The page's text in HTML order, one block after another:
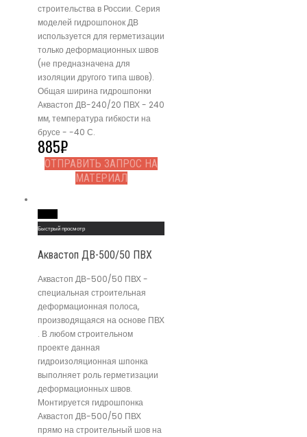
строительства в России. Серия
моделей гидрошпонок ДВ
используется для герметизации
только деформационных швов
(не предназначена для
изоляции другого типа швов).
Общая ширина гидрошпонки
Аквастоп ДВ-240/20 ПВХ - 240
мм, температура гибкости на
брусе - -40 С.
885₽
ОТПРАВИТЬ ЗАПРОС НА
МАТЕРИАЛ
Быстрый просмотр
Аквастоп ДВ-500/50 ПВХ
Аквастоп ДВ-500/50 ПВХ -
специальная строительная
деформационная полоса,
производящаяся на основе ПВХ
. В любом строительном
проекте данная
гидроизоляционная шпонка
выполняет роль герметизации
деформационных швов.
Монтируется гидрошпонка
Аквастоп ДВ-500/50 ПВХ
прямо на строительный шов на